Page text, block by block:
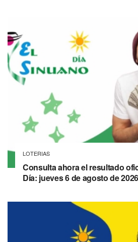
LOTERIAS
Consulta ahora el resultado
Día: jueves 6 de agosto de 2026